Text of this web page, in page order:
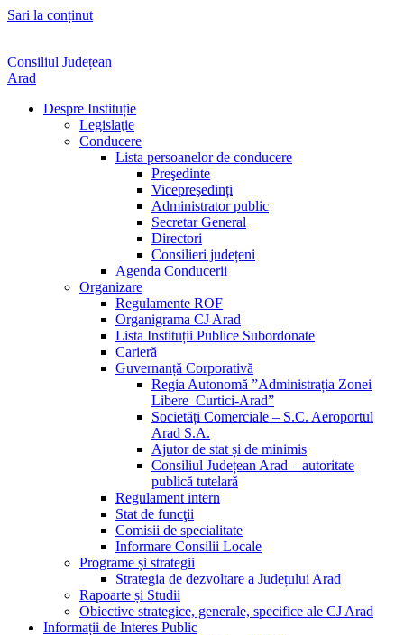
Sari la conținut
Consiliul Județean
Arad
Despre Instituție
Legislaţie
Conducere
Lista persoanelor de conducere
Preşedinte
Vicepreşedinți
Administrator public
Secretar General
Directori
Consilieri județeni
Agenda Conducerii
Organizare
Regulamente ROF
Organigrama CJ Arad
Lista Instituții Publice Subordonate
Carieră
Guvernanță Corporativă
Regia Autonomă ”Administrația Zonei
Libere Curtici-Arad”
Societăți Comerciale – S.C. Aeroportul
Arad S.A.
Ajutor de stat și de minimis
Consiliul Județean Arad – autoritate
publică tutelară
Regulament intern
Stat de funcţii
Comisii de specialitate
Informare Consilii Locale
Programe și strategii
Strategia de dezvoltare a Județului Arad
Rapoarte și Studii
Obiective strategice, generale, specifice ale CJ Arad
Informații de Interes Public